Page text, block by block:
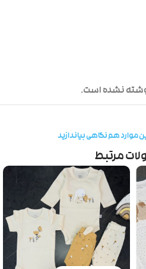
نشده است.
موارد هم نگاهی بیاندازید
مرتبط